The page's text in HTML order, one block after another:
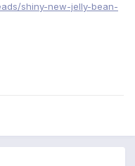
shiny-new-jelly-bean-